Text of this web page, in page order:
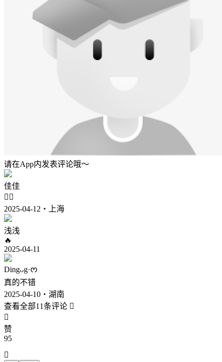
请在App内发表评论哦～
佳佳
👍🏻
2025-04-12・上海
浅浅
🔥
2025-04-11
Dingᴗg·ᰔ
真的不错
2025-04-10・湖南
查看全部11条评论 

赞
95
